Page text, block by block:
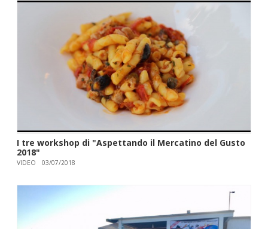
I tre workshop di "Aspettando il Mercatino del Gusto
2018"
VIDEO 03/07/2018